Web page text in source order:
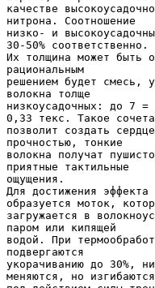
качестве
нитрона. Соотношение
низко- и
30-50% соответственно.
Их толщина может быть
рациональным
решением будет смесь,
волокна толще
низкоусадочных: до 7
0,33 текс. Такое
позволит создать
прочностью, тонкие
волокна получат
приятные тактильные
ощущения.
Для достижения
образуется моток,
загружается в
паром или кипящей
водой. При
подвергаются
укорачиванию до 30%,
меняются, но изгибаются